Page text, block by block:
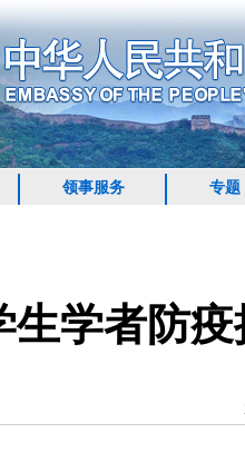
领事服务 专题
生学者防